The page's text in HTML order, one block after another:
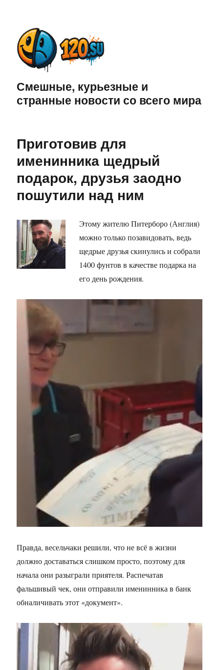
Смешные, курьезные и
странные новости со всего мира
Приготовив для
именинника щедрый
подарок, друзья заодно
пошутили над ним
Этому жителю Питерборо (Англия)
можно только позавидовать, ведь
щедрые друзья скинулись и собрали
1400 фунтов в качестве подарка на
его день рождения.
Правда, весельчаки решили, что не всё в жизни
должно доставаться слишком просто, поэтому для
начала они разыграли приятеля. Распечатав
фальшивый чек, они отправили именинника в банк
обналичивать этот «документ».